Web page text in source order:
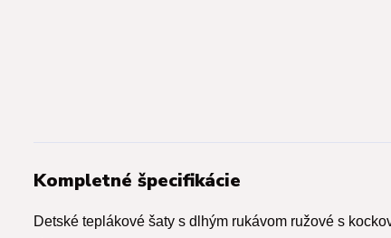
Kompletné špecifikácie
Detské teplákové šaty s dlhým rukávom ružové s